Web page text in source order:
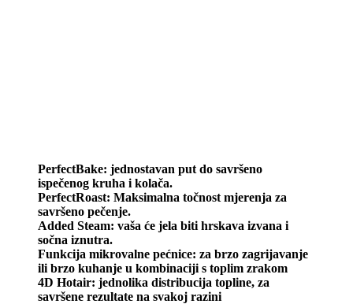
PerfectBake: jednostavan put do savršeno
ispečenog kruha i kolača.
PerfectRoast: Maksimalna točnost mjerenja za
savršeno pečenje.
Added Steam: vaša će jela biti hrskava izvana i
sočna iznutra.
Funkcija mikrovalne pećnice: za brzo zagrijavanje
ili brzo kuhanje u kombinaciji s toplim zrakom
4D Hotair: jednolika distribucija topline, za
savršene rezultate na svakoj razini